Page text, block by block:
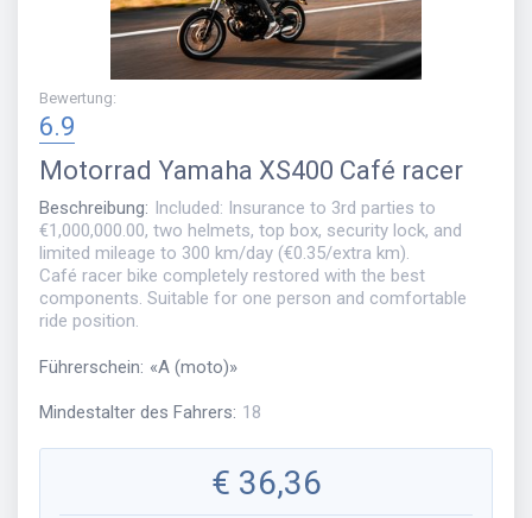
Bewertung:
6.9
Motorrad Yamaha XS400 Café racer
Beschreibung: Included: Insurance to 3rd parties to
€1,000,000.00, two helmets, top box, security lock, and
limited mileage to 300 km/day (€0.35/extra km).
Café racer bike completely restored with the best
components. Suitable for one person and comfortable
ride position.
Führerschein: «A (moto)»
Mindestalter des Fahrers: 18
€ 36,36